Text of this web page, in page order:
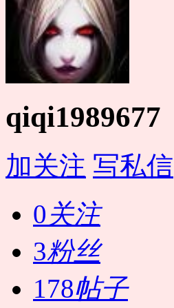
qiqi1989677
加关注 写私信
0关注
3粉丝
178帖子